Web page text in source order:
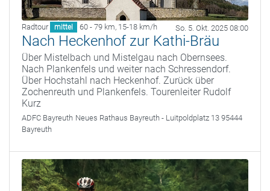
Radtour mittel 60 - 79 km, 15-18 km/h So. 5. Okt. 2025 08:00
Nach Heckenhof zur Kathi-Bräu
Über Mistelbach und Mistelgau nach Obernsees.
Nach Plankenfels und weiter nach Schressendorf.
Über Hochstahl nach Heckenhof. Zurück über
Zochenreuth und Plankenfels. Tourenleiter Rudolf
Kurz
ADFC Bayreuth Neues Rathaus Bayreuth - Luitpoldplatz 13 95444
Bayreuth